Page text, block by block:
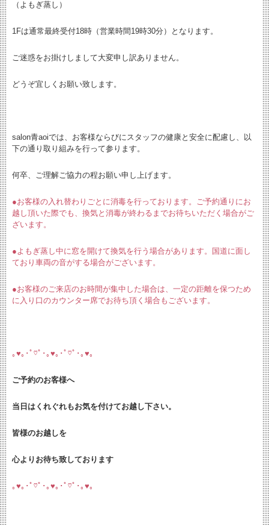
（よもぎ蒸し）
1Fは通常最終受付18時（営業時間19時30分）となります。
ご迷惑をお掛けしまして大変申し訳ありません。
どうぞ宜しくお願い致します。
salon青aoiでは、お客様ならびにスタッフの健康と安全に配慮し、以
下の通り取り組みを行って参ります。
何卒、ご理解ご協力の程お願い申し上げます。
●お客様の入れ替わりごとに消毒を行っております。ご予約通りにお
越し頂いた際でも、換気と消毒が終わるまでお待ちいただく場合がご
ざいます。
●よもぎ蒸し中に窓を開けて換気を行う場合があります。国道に面し
ており車両の音がする場合がございます。
●お客様のご来店のお時間が集中した場合は、一定の距離を保つため
に入り口のカウンター席でお待ち頂く場合もございます。
｡♥｡･ﾟ♡ﾟ･｡♥｡･ﾟ♡ﾟ･｡♥｡
ご予約のお客様へ
当日はくれぐれもお気を付けてお越し下さい。
皆様のお越しを
心よりお待ち致しております
｡♥｡･ﾟ♡ﾟ･｡♥｡･ﾟ♡ﾟ･｡♥｡